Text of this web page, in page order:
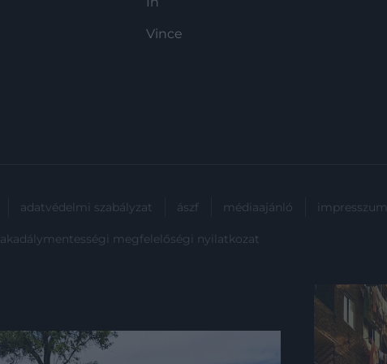
Vince
adatvédelmi szabályzat ászf médiaajánló impresszum
akadálymentességi megfelelőségi nyilatkozat